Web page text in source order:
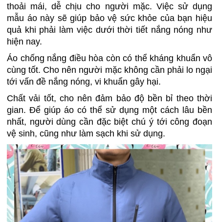
thoải mái, dễ chịu cho người mặc. Việc sử dụng
mẫu áo này sẽ giúp bảo vệ sức khỏe của bạn hiệu
quả khi phải làm việc dưới thời tiết nắng nóng như
hiện nay.
Áo chống nắng điều hòa còn có thể kháng khuẩn vô
cùng tốt. Cho nên người mặc không cần phải lo ngại
tới vấn đề nắng nóng, vi khuẩn gây hại.
Chất vải tốt, cho nên đảm bảo độ bền bỉ theo thời
gian. Để giúp áo có thể sử dụng một cách lâu bền
nhất, người dùng cần đặc biệt chú ý tới công đoạn
vệ sinh, cũng như làm sạch khi sử dụng.